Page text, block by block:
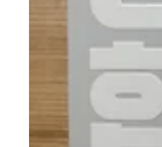
다. 기술이 사람과 사
아이히만〉과 〈데이
은 아내가 재미있다